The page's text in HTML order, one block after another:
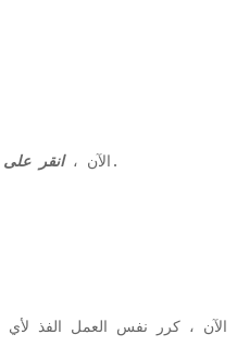
3. الآن ،انقر على 'لتعطيله.
الآن ، كرر نفس العمل الفذ